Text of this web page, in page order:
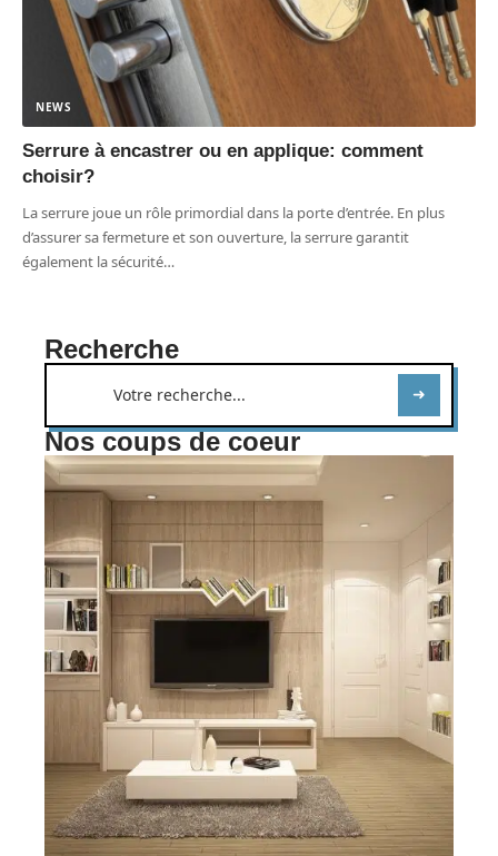
NEWS
Serrure à encastrer ou en applique: comment
choisir?
La serrure joue un rôle primordial dans la porte d’entrée. En plus
d’assurer sa fermeture et son ouverture, la serrure garantit
également la sécurité…
Recherche
Nos coups de coeur